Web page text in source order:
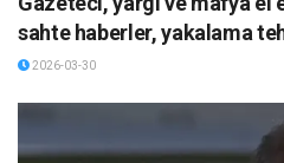
sahte haberler, yakalama
2026-03-30